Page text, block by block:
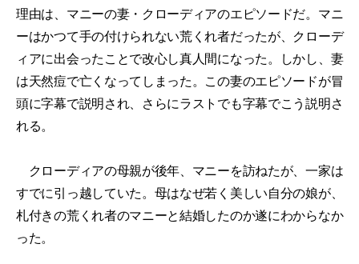
理由は、マニーの妻・クローディアのエピソードだ。マニ
ーはかつて手の付けられない荒くれ者だったが、クローデ
ィアに出会ったことで改心し真人間になった。しかし、妻
は天然痘で亡くなってしまった。この妻のエピソードが冒
頭に字幕で説明され、さらにラストでも字幕でこう説明さ
れる。
クローディアの母親が後年、マニーを訪ねたが、一家は
すでに引っ越していた。母はなぜ若く美しい自分の娘が、
札付きの荒くれ者のマニーと結婚したのか遂にわからなか
った。